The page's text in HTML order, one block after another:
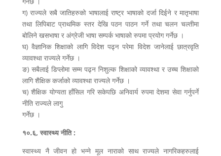
ग) राज्यले सबै जातिहरुको भाषालाई राष्ट्र भाषाको दर्जा दिईने र मातृभाषा
तथा लिपिबाट प्राथमिक स्तर देखि पठन पाठन गर्ने तथा चलन चल्तीमा
बोलिने खसभाषा र अंग्रेजी भाषा सम्पर्क भाषाको रुपमा प्रयोग गर्नेछ ।
घ) वैज्ञानिक शिक्षाको लागि विदेश पढ्न परेमा विदेश जानेलाई छात्रवृति
व्यावश्था राज्यले गर्नेछ ।
ङ) सबैलाई डिप्लोमा सम्म पढ्न निशुल्क शिक्षाको व्यावश्था र उच्च शिक्षाको
लागि शैक्षिक कर्जाको व्यावश्था राज्यले गर्नेछ ।
च) शैक्षिक योग्यता हाँसिल गरि सकेपछि अनिवार्य रुपमा देशमा सेवा गर्नुपर्ने
नीति राज्यले लागु
गर्नेछ ।
१०.६, स्वास्थ्य नीति :
स्वास्थ्य नै जीवन हो भन्ने मूल नाराको साथ राज्यले नागरिकहरुलाई